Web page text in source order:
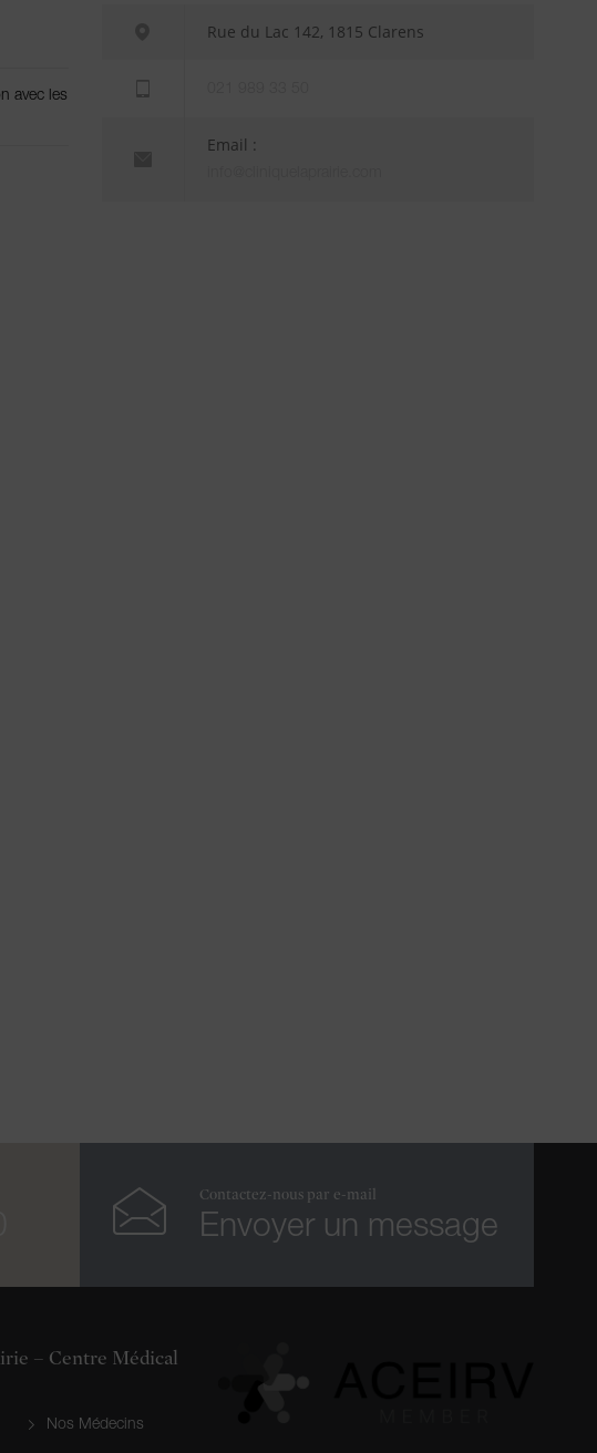
avec les
Rue du Lac 142, 1815 Clarens
Email :
Contactez-nous par e-mail
Envoyer un message
– Centre Médical
Nos Médecins